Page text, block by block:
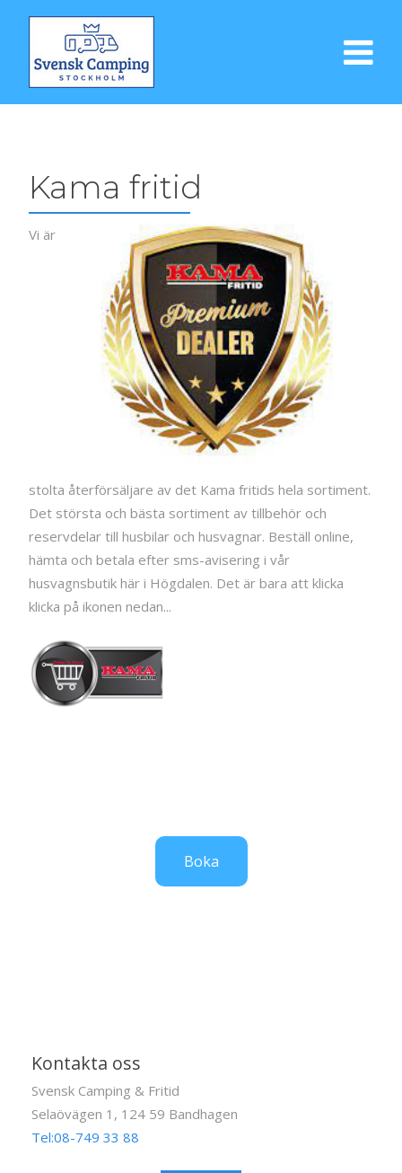
Kontakta oss
Svensk Camping & Fritid
Selaövägen 1, 124 59 Bandhagen
Tel:08-749 33 88
Kama fritid
Vi är
stolta återförsäljare av det Kama fritids hela sortiment.
Det största och bästa sortiment av tillbehör och
reservdelar till husbilar och husvagnar. Beställ online,
hämta och betala efter sms-avisering i vår
husvagnsbutik här i Högdalen. Det är bara att klicka
klicka på ikonen nedan...
Boka